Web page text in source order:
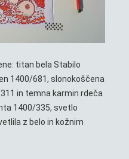
titan bela Stabilo
1400/681, slonokoščena
in temna karmin rdeča
1400/335, svetlo
z belo in kožnim